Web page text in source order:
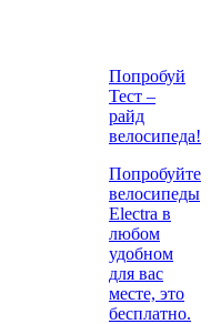
Попробуй
Тест –
райд
велосипеда!
Попробуйте
велосипеды
Electra в
любом
удобном
для вас
месте, это
бесплатно.